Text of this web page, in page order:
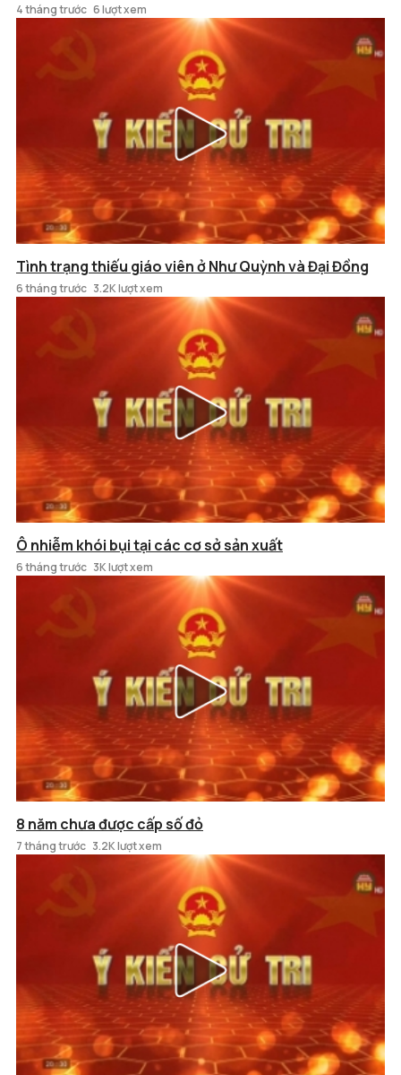
4 tháng trước 6 lượt xem
Tình trạng thiếu giáo viên ở Như Quỳnh và Đại Đồng
6 tháng trước 3.2K lượt xem
Ô nhiễm khói bụi tại các cơ sở sản xuất
6 tháng trước 3K lượt xem
8 năm chưa được cấp số đỏ
7 tháng trước 3.2K lượt xem